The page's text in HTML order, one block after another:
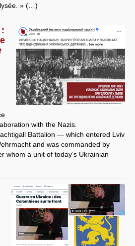
» (…)
with the Nazis.
Battalion — which entered Lviv
and was commanded by
whom a unit of today’s Ukrainian